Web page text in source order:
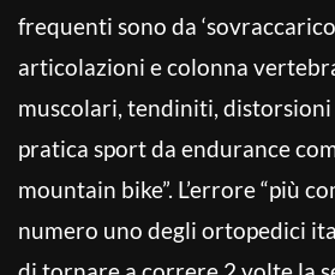
frequenti sono da
articolazioni e colonna
muscolari, tendiniti,
pratica sport da endurance
mountain bike”. L’errore “più
numero uno degli ortopedici